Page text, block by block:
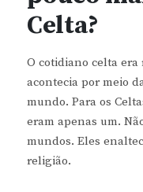
Celta?
O cotidiano celta
acontecia por meio
mundo. Para os
eram apenas um.
mundos. Eles
religião.